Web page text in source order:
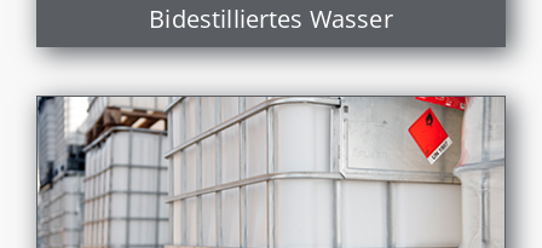
Bidestilliertes Wasser